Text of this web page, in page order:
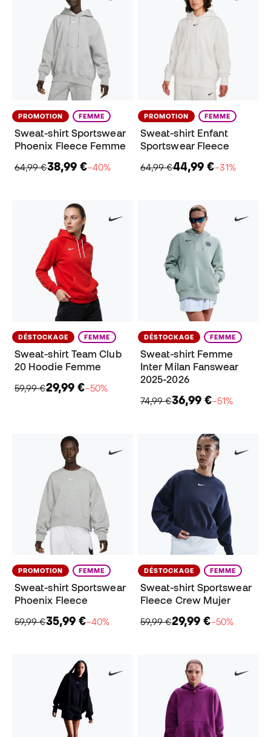
PROMOTION FEMME
Sweat-shirt Sportswear
Phoenix Fleece Femme
64,99 €38,99 €−40%
PROMOTION FEMME
Sweat-shirt Enfant
Sportswear Fleece
64,99 €44,99 €−31%
DÉSTOCKAGE FEMME
Sweat-shirt Team Club
20 Hoodie Femme
59,99 €29,99 €−50%
DÉSTOCKAGE FEMME
Sweat-shirt Femme
Inter Milan Fanswear
2025-2026
74,99 €36,99 €−51%
PROMOTION FEMME
Sweat-shirt Sportswear
Phoenix Fleece
59,99 €35,99 €−40%
DÉSTOCKAGE FEMME
Sweat-shirt Sportswear
Fleece Crew Mujer
59,99 €29,99 €−50%